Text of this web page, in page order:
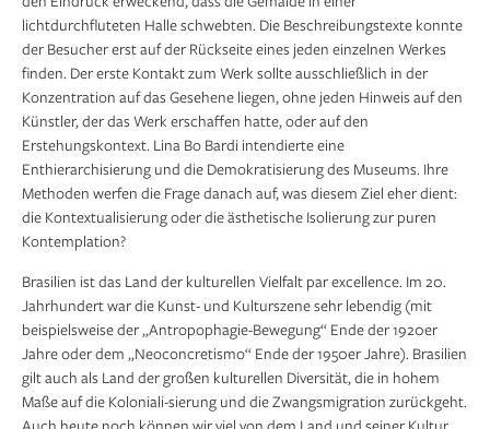
lichtdurchfluteten Halle schwebten. Die Beschreibungstexte konnte
der Besucher erst auf der Rückseite eines jeden einzelnen Werkes
finden. Der erste Kontakt zum Werk sollte ausschließlich in der
Konzentration auf das Gesehene liegen, ohne jeden Hinweis auf den
Künstler, der das Werk erschaffen hatte, oder auf den
Erstehungskontext. Lina Bo Bardi intendierte eine
Enthierarchisierung und die Demokratisierung des Museums. Ihre
Methoden werfen die Frage danach auf, was diesem Ziel eher dient:
die Kontextualisierung oder die ästhetische Isolierung zur puren
Kontemplation?
Brasilien ist das Land der kulturellen Vielfalt par excellence. Im 20.
Jahrhundert war die Kunst- und Kulturszene sehr lebendig (mit
beispielsweise der „Antropophagie-Bewegung“ Ende der 1920er
Jahre oder dem „Neoconcretismo“ Ende der 1950er Jahre). Brasilien
gilt auch als Land der großen kulturellen Diversität, die in hohem
Maße auf die Koloniali-sierung und die Zwangsmigration zurückgeht.